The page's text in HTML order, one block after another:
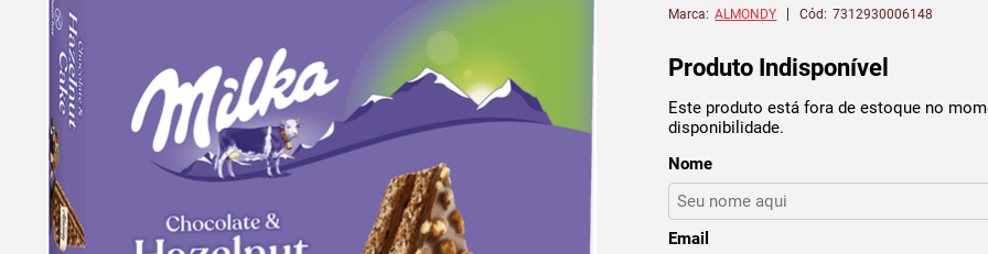
Marca: ALMONDY Cód: 7312930006148
Produto Indisponível
Este produto está fora de estoque no
disponibilidade.
Nome
Email